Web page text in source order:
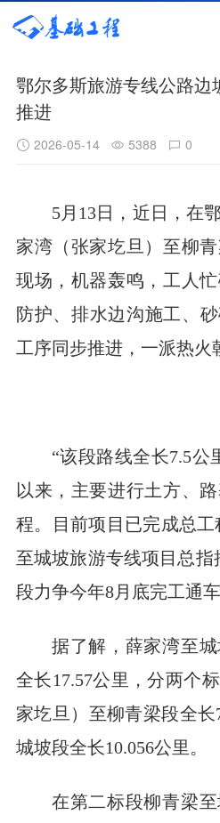
鄂尔多斯旅游专线公路
推进
2026-05-14 5388 0
5月13日，近日，在
家湾（张家圪旦）至柳
现场，机器轰鸣，工人
防护、排水边沟施工、
工序同步推进，一派热火
“该段路线全长7.5公
以来，主要进行土方、
程。目前项目已完成总工
至城坡旅游专线项目总指
段力争今年8月底完工通
据了解，薛家湾至
全长17.57公里，分两个
家圪旦）至柳青梁段全
城坡段全长10.056公里。
在第二标段柳青梁